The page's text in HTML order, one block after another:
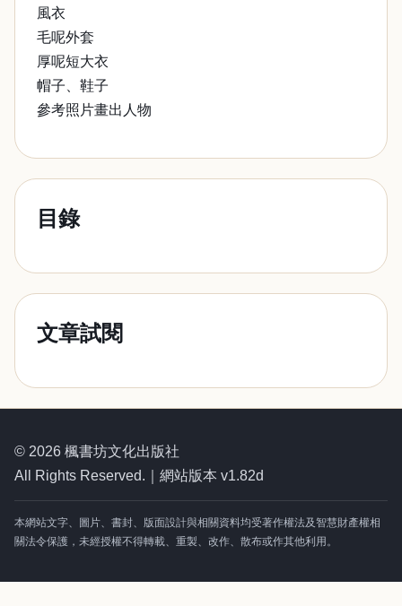
風衣
毛呢外套
厚呢短大衣
帽子、鞋子
參考照片畫出人物
目錄
文章試閱
© 2026 楓書坊文化出版社
All Rights Reserved.｜網站版本 v1.82d
本網站文字、圖片、書封、版面設計與相關資料均受著作權法及智慧財產權相
關法令保護，未經授權不得轉載、重製、改作、散布或作其他利用。